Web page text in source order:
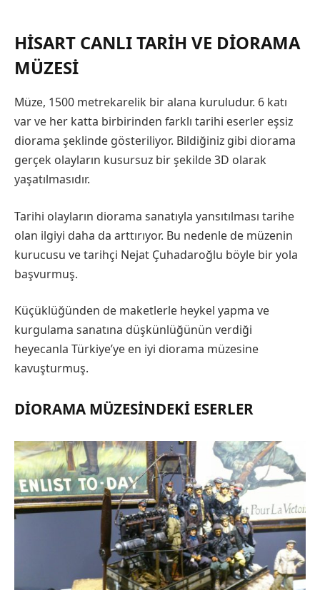
HISART CANLI TARIH VE DIORAMA
MÜZESI
Müze, 1500 metrekarelik bir alana kuruludur. 6 katı
var ve her katta birbirinden farklı tarihi eserler eşsiz
diorama şeklinde gösteriliyor. Bildiğiniz gibi diorama
gerçek olayların kusursuz bir şekilde 3D olarak
yaşatılmasıdır.
Tarihi olayların diorama sanatıyla yansıtılması tarihe
olan ilgiyi daha da arttırıyor. Bu nedenle de müzenin
kurucusu ve tarihçi Nejat Çuhadaroğlu böyle bir yola
başvurmuş.
Küçüklüğünden de maketlerle heykel yapma ve
kurgulama sanatına düşkünlüğünün verdiği
heyecanla Türkiye’ye en iyi diorama müzesine
kavuşturmuş.
DIORAMA MÜZESINDEKI ESERLER